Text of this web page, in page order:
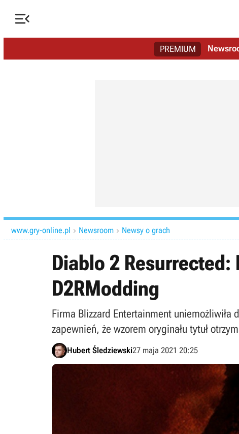

PREMIUM
www.gry-online.pl  Newsroom  Newsy o grach
Diablo 2
D2RModding
Firma Blizzard Entertainment
zapewnień, że wzorem oryginału tytuł
Hubert Śledziewski27 maja 2021 20:25